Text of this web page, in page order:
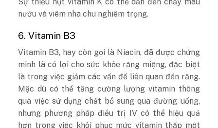
nướu và viêm nha chu nghiêm trọng.
6. Vitamin B3
Vitamin B3, hay còn gọi là Niacin, đã được chứng
minh là có lợi cho sức khỏe răng miệng, đặc biệt
là trong việc giảm các vấn đề liên quan đến răng.
Mặc dù có thể tăng cường lượng vitamin thông
qua việc sử dụng chất bổ sung qua đường uống,
nhưng phương pháp điều trị IV có thể hiệu quả
hơn trong việc khôi phục mức vitamin thấp một